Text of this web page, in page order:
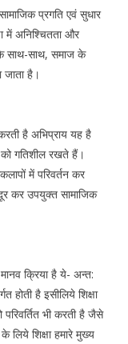
प्रगति एवं सुधार
में अनिश्चितता और
के साथ-साथ, समाज के
जाता है।
है अभिप्राय यह है
गतिशील रखते हैं।
में परिवर्तन कर
कर उपयुक्त सामाजिक
क्रिया है ये- अन्त:
होती है इसीलिये शिक्षा
भी करती है जैसे
लिये शिक्षा हमारे मुख्य